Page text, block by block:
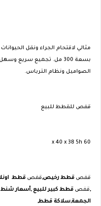
مثالي لاقتحام الجراء ونقل
بسعة 300 مل. تجميع سريع
الصواميل ونظام الترباس.
قفص للقطط للبيع
60 x 40 x 38 5h
قفصقطط رخيص,قفصقطط
قفصقطط كبير للبيع , أسعار شنط
الجمعة,سلاكة قطط,